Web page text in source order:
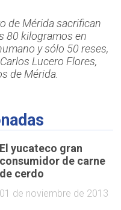
de Mérida sacrifican
80 kilogramos en
y sólo 50 reses,
Lucero Flores,
de Mérida.
El yucateco gran
consumidor de carne
de cerdo
01 de noviembre de 2013